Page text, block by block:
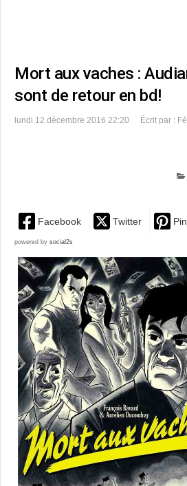
Mort aux vaches :
sont de retour en bd!
lundi 12 décembre 2016 22:20 Écrit par :
Facebook Twitter
powered by social2s